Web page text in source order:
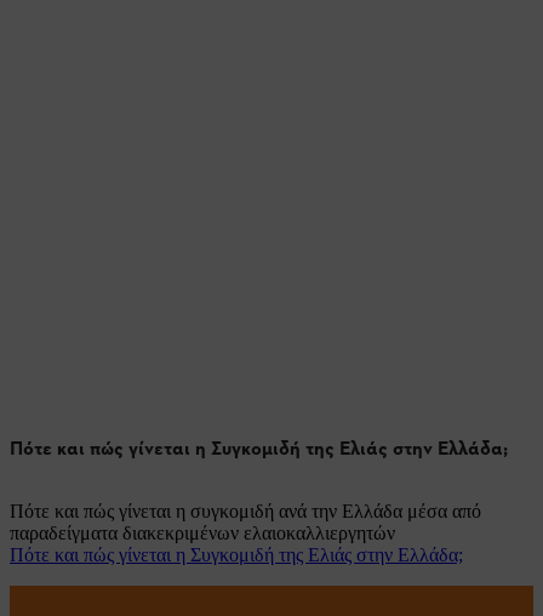
Πότε και πώς γίνεται η Συγκομιδή της Ελιάς στην Ελλάδα;
Πότε και πώς γίνεται η συγκομιδή ανά την Ελλάδα μέσα από
παραδείγματα διακεκριμένων ελαιοκαλλιεργητών
Πότε και πώς γίνεται η Συγκομιδή της Ελιάς στην Ελλάδα;